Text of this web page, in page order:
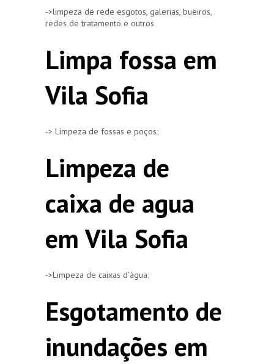
->limpeza de rede esgotos, galerias, bueiros,
redes de tratamento e outros
Limpa fossa em
Vila Sofia
-> Limpeza de fossas e poços;
Limpeza de
caixa de agua
em Vila Sofia
->Limpeza de caixas d’água;
Esgotamento de
inundações em